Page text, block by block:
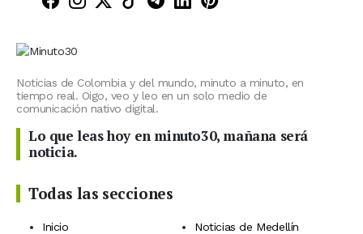
Noticias de Colombia y del mundo, minuto a minuto, en
tiempo real. Oigo, veo y leo en un solo medio de
comunicación nativo digital.
Lo que leas hoy en minuto30, mañana será
noticia.
Todas las secciones
Inicio
Noticias de Medellín